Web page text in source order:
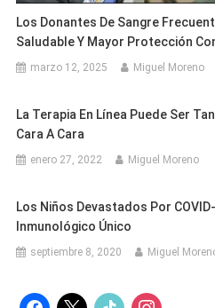
Los Donantes De Sangre
Saludable Y Mayor Protección
marzo 12, 2025 Miguel Moreno
La Terapia En Línea Puede Ser
Cara A Cara
enero 27, 2022 Miguel Moreno
Los Niños Devastados Por
Inmunológico Único
septiembre 8, 2020 Miguel
facebook
x tiktok instagram